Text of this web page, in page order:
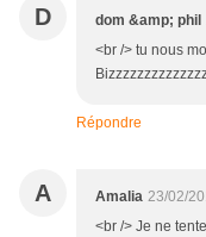
D dom &amp; phil
<br /> tu nous
Répondre
A Amalia 23/02/
<br /> Je ne